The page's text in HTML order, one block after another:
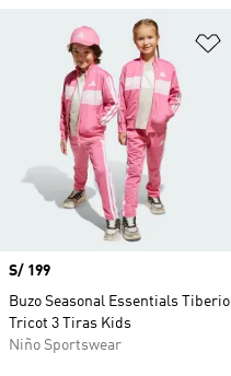
Precio
S/ 199
Buzo Seasonal Essentials Tiberio
Tricot 3 Tiras Kids
Niño Sportswear